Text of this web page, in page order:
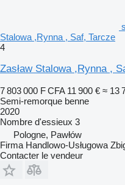
Stalowa ,Rynna , Saf, Tarcze
4
Zasław Stalowa ,Rynna ,
7 803 000 F CFA 11 900 € ≈ 13
Semi-remorque benne
2020
Nombre d'essieux 3
Pologne, Pawłów
Firma Handlowo-Usługowa
Contacter le vendeur